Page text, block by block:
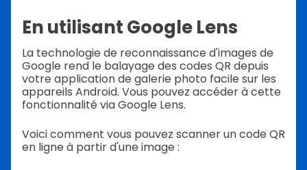
En utilisant Google Lens
La technologie de reconnaissance d'images de
Google rend le balayage des codes QR depuis
votre application de galerie photo facile sur les
appareils Android. Vous pouvez accéder à cette
fonctionnalité via Google Lens.
Voici comment vous pouvez scanner un code QR
en ligne à partir d'une image :